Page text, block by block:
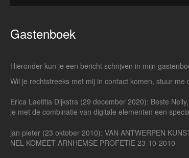
Gastenboek
Hieronder kun je een bericht schrijven in mijn
Wil je rechtstreeks met mij in contact komen, stuur me
Erica Laetitia Dijkstra (29 december 2020): Beste
je met de combinatie van digitale elementen een
jan pieter (23 oktober 2010): VAN ANTWERPEN
NEL KOMEET ARNHEMSE PROFETIE 23-10-2010